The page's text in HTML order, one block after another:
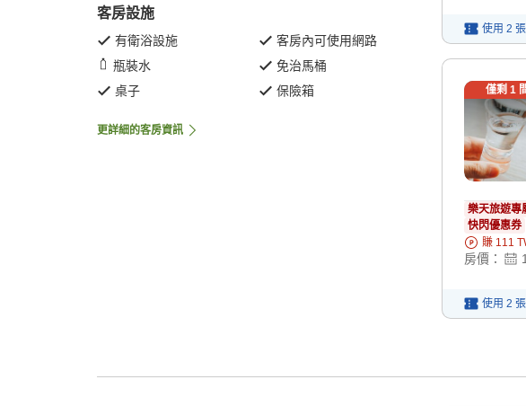
客房設施
有衛浴設施
客房內可使用網路
瓶裝水
免治馬桶
桌子
保險箱
更詳細的客房資訊
使用 2
僅剩 1
樂天旅遊專
快閃優惠券
賺 111
房價： 1
使用 2